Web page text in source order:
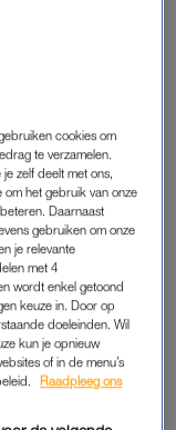
en biedt tot
cookies om
te verzamelen.
zelf deelt met ons,
om het gebruik van onze
Daarnaast
gebruiken om onze
je relevante
met 4
wordt enkel getoond
keuze in. Door op
doeleinden. Wil
kun je opnieuw
of in de menu’s
Raadpleeg ons